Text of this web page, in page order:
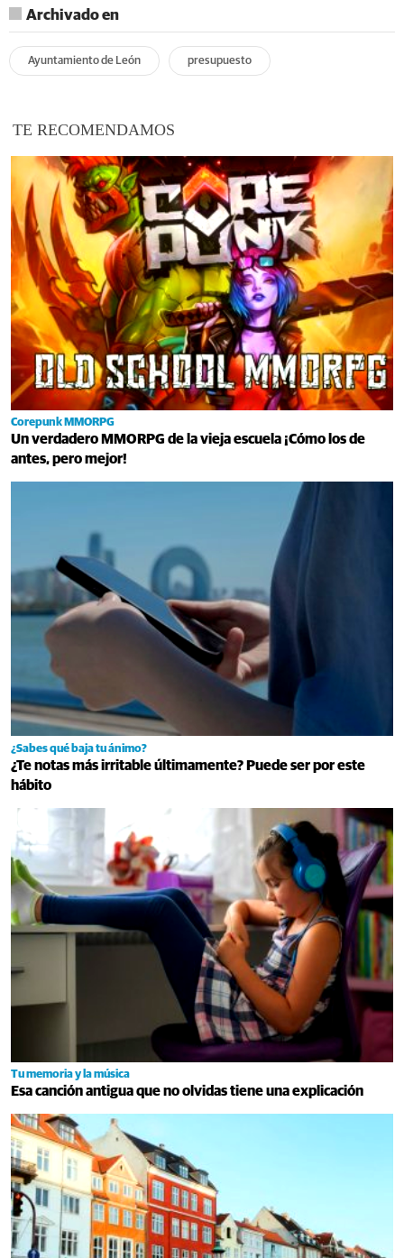
Archivado en
Ayuntamiento de León presupuesto
TE RECOMENDAMOS
Corepunk MMORPG
Un verdadero MMORPG de la vieja escuela ¡Cómo los de
antes, pero mejor!
¿Sabes qué baja tu ánimo?
¿Te notas más irritable últimamente? Puede ser por este
hábito
Tu memoria y la música
Esa canción antigua que no olvidas tiene una explicación